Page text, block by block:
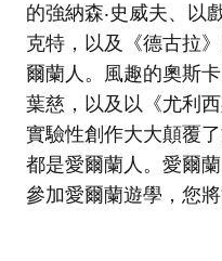
的強納森‧史威夫、以
克特，以及《德古拉
爾蘭人。風趣的奧斯卡
葉慈，以及以《尤利
實驗性創作大大顛覆
都是愛爾蘭人。愛爾
參加愛爾蘭遊學，您